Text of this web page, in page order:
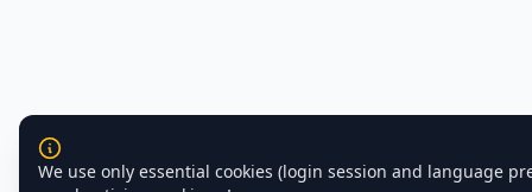
We use only essential cookies (login session and language